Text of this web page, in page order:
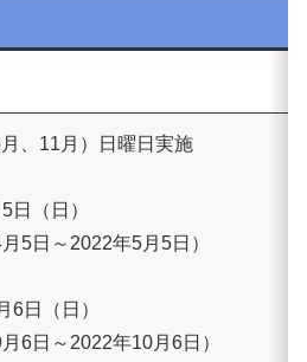
、11月）日曜日実施
日（日）
月5日～2022年5月5日）
6日（日）
月6日～2022年10月6日）